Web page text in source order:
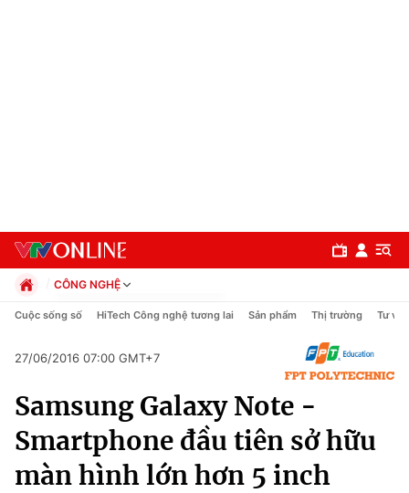
Chính trị
Xã hội
CÔNG NGHỆ
Chính trị
Pháp luật
Thể thao
Truyền hình
Văn hóa - Giải trí
Y tế
Cuộc sống số HiTech Công nghệ tương lai Sản phẩm Thị trường Tư vấn
27/06/2016 07:00 GMT+7
Samsung Galaxy Note -
Smartphone đầu tiên sở hữu
màn hình lớn hơn 5 inch